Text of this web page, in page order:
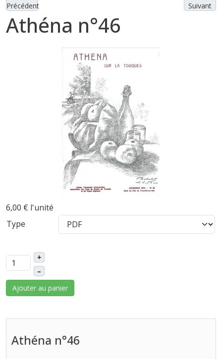
Précédent Suivant
Athéna n°46
6,00 € l'unité
Type
+
–
Ajouter au panier
Athéna n°46